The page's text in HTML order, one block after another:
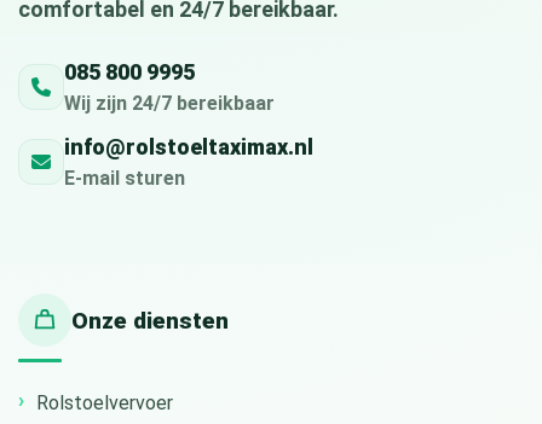
comfortabel en 24/7 bereikbaar.
085 800 9995
Wij zijn 24/7 bereikbaar
info@rolstoeltaximax.nl
E-mail sturen
Onze diensten
Rolstoelvervoer